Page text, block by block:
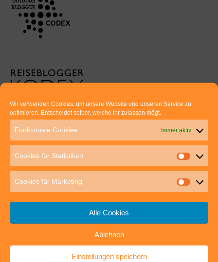
Wir verwenden Cookies, um unsere Website und unseren Service zu
optimieren. Entscheidet selber, welche ihr zulassen mögt.
Funktionale Cookies Immer aktiv
Cookies für Statistiken
Cookies für Marketing
Alle Cookies
Ablehnen
Einstellungen speichern
Euer direkter Draht zu uns:
Thomas Rathay und Silke Rommel
70563 Stuttgart
post@outdoor-hochgenuss.de
IMPRESSUM DATENSCHUTZ